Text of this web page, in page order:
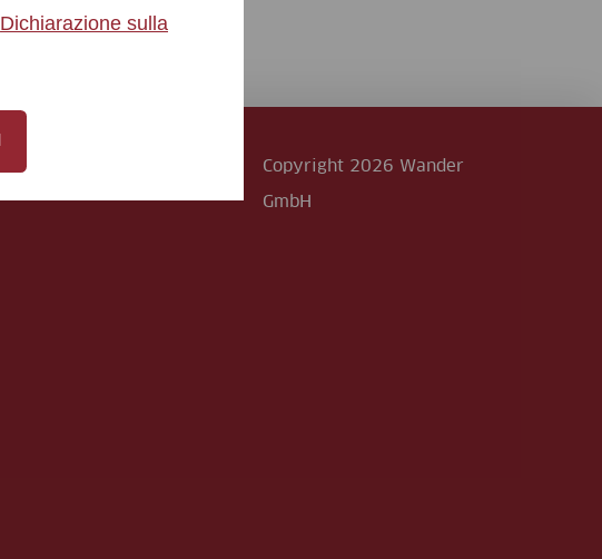
Copyright 2026 Wander
GmbH
Dichiarazione sulla